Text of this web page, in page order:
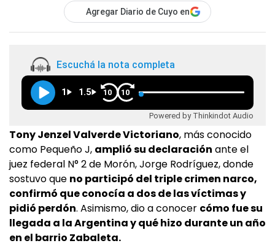
Agregar Diario de Cuyo en
Escuchá la nota completa
1 1.5 10 10
Powered by Thinkindot Audio
Tony Jenzel Valverde Victoriano, más conocido
como Pequeño J, amplió su declaración ante el
juez federal N° 2 de Morón, Jorge Rodríguez, donde
sostuvo que no participó del triple crimen narco,
confirmó que conocía a dos de las víctimas y
pidió perdón. Asimismo, dio a conocer cómo fue su
llegada a la Argentina y qué hizo durante un año
en el barrio Zabaleta.